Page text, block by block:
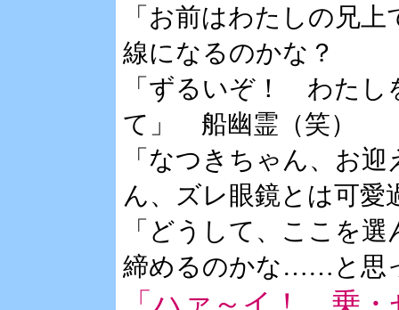
「お前はわたしの兄
線になるのかな？
「ずるいぞ！ わたし
て」 船幽霊（笑）
「なつきちゃん、お
ん、ズレ眼鏡とは可愛
「どうして、ここを
締めるのかな……と